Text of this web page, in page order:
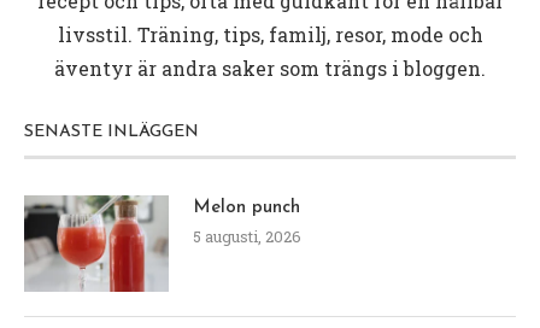
livsstil. Träning, tips, familj, resor, mode och
äventyr är andra saker som trängs i bloggen.
SENASTE INLÄGGEN
Melon punch
5 augusti, 2026